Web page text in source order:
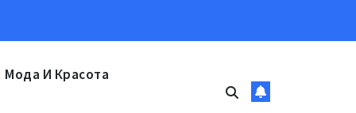
Мода И Красота